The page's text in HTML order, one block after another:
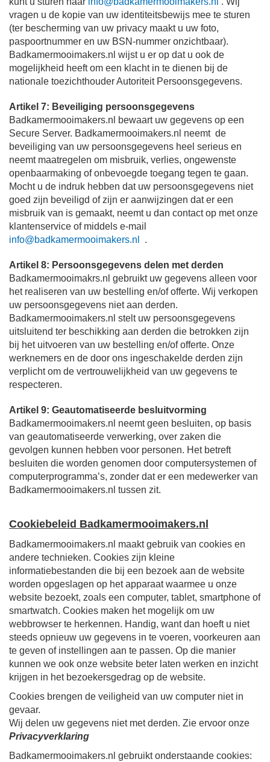
vragen u de kopie van uw identiteitsbewijs mee te sturen
(ter bescherming van uw privacy maakt u uw foto,
paspoortnummer en uw BSN-nummer onzichtbaar).
Badkamermooimakers.nl wijst u er op dat u ook de
mogelijkheid heeft om een klacht in te dienen bij de
nationale toezichthouder Autoriteit Persoonsgegevens.
Artikel 7: Beveiliging persoonsgegevens
Badkamermooimakers.nl bewaart uw gegevens op een
Secure Server. Badkamermooimakers.nl neemt de
beveiliging van uw persoonsgegevens heel serieus en
neemt maatregelen om misbruik, verlies, ongewenste
openbaarmaking of onbevoegde toegang tegen te gaan.
Mocht u de indruk hebben dat uw persoonsgegevens niet
goed zijn beveiligd of zijn er aanwijzingen dat er een
misbruik van is gemaakt, neemt u dan contact op met onze
klantenservice of middels e-mail
info@badkamermooimakers.nl
.
Artikel 8: Persoonsgegevens delen met derden
Badkamermooimakrs.nl gebruikt uw gegevens alleen voor
het realiseren van uw bestelling en/of offerte. Wij verkopen
uw persoonsgegevens niet aan derden.
Badkamermooimakers.nl stelt uw persoonsgegevens
uitsluitend ter beschikking aan derden die betrokken zijn
bij het uitvoeren van uw bestelling en/of offerte. Onze
werknemers en de door ons ingeschakelde derden zijn
verplicht om de vertrouwelijkheid van uw gegevens te
respecteren.
Artikel 9: Geautomatiseerde besluitvorming
Badkamermooimakers.nl neemt geen besluiten, op basis
van geautomatiseerde verwerking, over zaken die
gevolgen kunnen hebben voor personen. Het betreft
besluiten die worden genomen door computersystemen of
computerprogramma’s, zonder dat er een medewerker van
Badkamermooimakers.nl tussen zit.
Cookiebeleid Badkamermooimakers.nl
Badkamermooimakers.nl maakt gebruik van cookies en
andere technieken. Cookies zijn kleine
informatiebestanden die bij een bezoek aan de website
worden opgeslagen op het apparaat waarmee u onze
website bezoekt, zoals een computer, tablet, smartphone of
smartwatch. Cookies maken het mogelijk om uw
webbrowser te herkennen. Handig, want dan hoeft u niet
steeds opnieuw uw gegevens in te voeren, voorkeuren aan
te geven of instellingen aan te passen. Op die manier
kunnen we ook onze website beter laten werken en inzicht
krijgen in het bezoekersgedrag op de website.
Cookies brengen de veiligheid van uw computer niet in
gevaar.
Wij delen uw gegevens niet met derden. Zie ervoor onze
Privacyverklaring
Badkamermooimakers.nl gebruikt onderstaande cookies: